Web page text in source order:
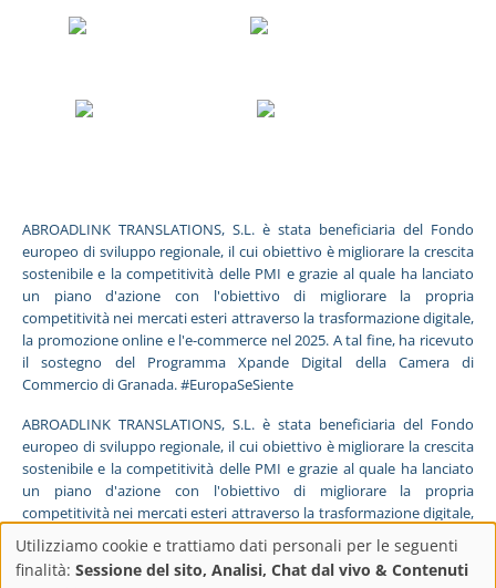
ABROADLINK TRANSLATIONS, S.L. è stata beneficiaria del Fondo
europeo di sviluppo regionale, il cui obiettivo è migliorare la crescita
sostenibile e la competitività delle PMI e grazie al quale ha lanciato
un piano d'azione con l'obiettivo di migliorare la propria
competitività nei mercati esteri attraverso la trasformazione digitale,
la promozione online e l'e-commerce nel 2025. A tal fine, ha ricevuto
il sostegno del Programma Xpande Digital della Camera di
Commercio di Granada. #EuropaSeSiente
ABROADLINK TRANSLATIONS, S.L. è stata beneficiaria del Fondo
europeo di sviluppo regionale, il cui obiettivo è migliorare la crescita
sostenibile e la competitività delle PMI e grazie al quale ha lanciato
un piano d'azione con l'obiettivo di migliorare la propria
competitività nei mercati esteri attraverso la trasformazione digitale,
il sostegno del Programma Pyme Digital della Camera di Commercio
di Granada. #EuropaSeSiente
Utilizziamo cookie e trattiamo dati personali per le seguenti
finalità: Sessione del sito, Analisi, Chat dal vivo & Contenuti